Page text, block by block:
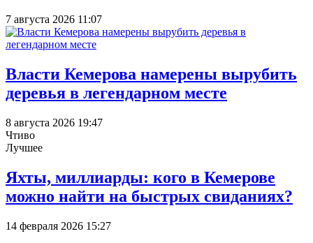
7 августа 2026 11:07
Власти Кемерова намерены вырубить
деревья в легендарном месте
8 августа 2026 19:47
Чтиво
Лучшее
Яхты, миллиарды: кого в Кемерове
можно найти на быстрых свиданиях?
14 февраля 2026 15:27